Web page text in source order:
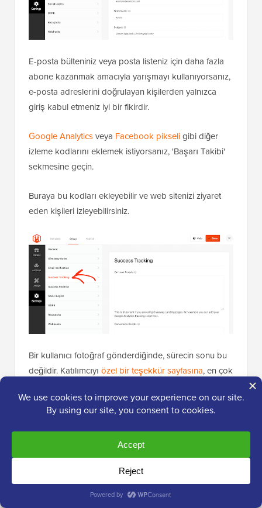
E-posta bülteniniz veya posta listeniz için daha fazla
abone kazanmak amacıyla yarışmayı kullanıyorsanız,
e-posta adreslerini doğrulayan kişilerden yalnızca
giriş kabul etmeniz iyi bir fikirdir.
Google Analyticsveya Facebook pikseligibi diğer
izleme kodlarını eklemek istiyorsanız, 'Başarı Takibi'
sekmesine geçin.
Buraya bu kodları ekleyebilir ve web sitenizi ziyaret
eden kişileri izleyebilirsiniz.
Bir kullanıcı fotoğraf gönderdiğinde, sürecin sonu bu
değildir. Katılımcıyı özel bir teşekkür sayfasına, en çok
sayfaya yönlendirmek isteyebilirsiniz.
Yönlendirme oluşturmak için 'Başarı Yönlendirmesi'
sekmesini seçin ve ardından 'Başarı Yönlendirmesini
Etkinleştir' düğmesini tıklayın. Ardından sayfayı
'Yönlendirme URL'si' alanına ekleyebilirsiniz.